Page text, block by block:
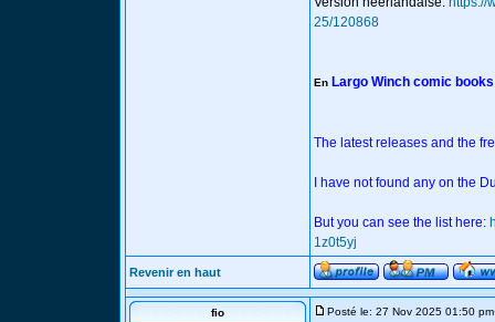
25/120868
En Largo Winch comic books
The latest releases and the
I have not found any on the
But you can see the list here:
1z0t5yj
Revenir en haut
fio Posté le: 27 Nov 2025 01:50 pm